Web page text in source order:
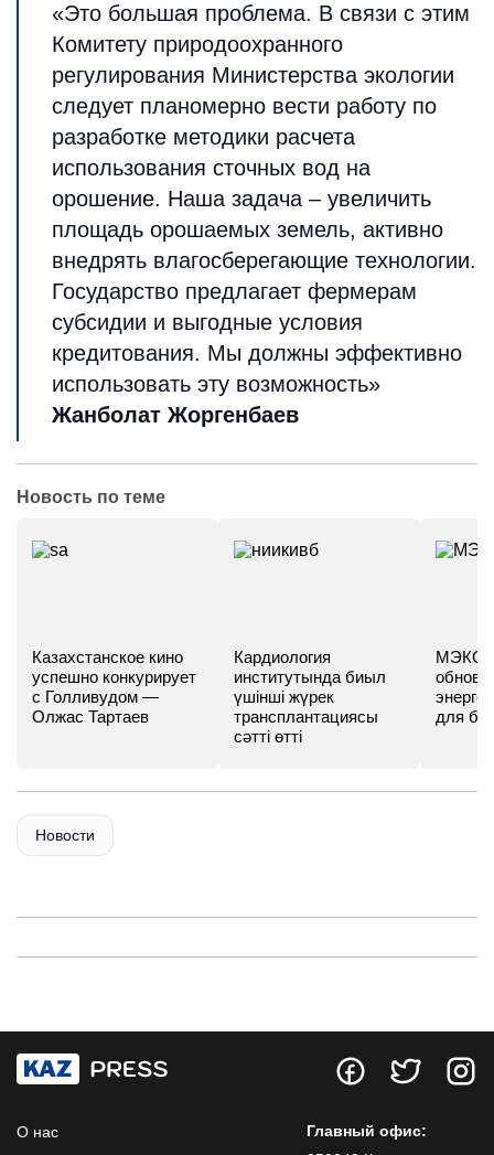
«Это большая проблема. В связи с этим
Комитету природоохранного
регулирования Министерства экологии
следует планомерно вести работу по
разработке методики расчета
использования сточных вод на
орошение. Наша задача – увеличить
площадь орошаемых земель, активно
внедрять влагосберегающие технологии.
Государство предлагает фермерам
субсидии и выгодные условия
кредитования. Мы должны эффективно
использовать эту возможность»
Жанболат Жоргенбаев
Новость по теме
Казахстанское кино
успешно конкурирует
с Голливудом —
Олжас Тартаев
Кардиология
институтында биыл
үшінші жүрек
трансплантациясы
сәтті өтті
МЭКС -
для
Новости
О нас
Главный офис: